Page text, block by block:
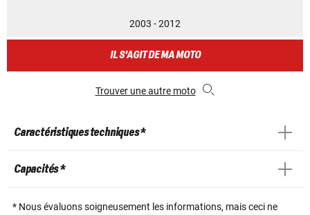
2003 - 2012
IL S'AGIT DE MA MOTO
Trouver une autre moto
Caractéristiques techniques *
Capacités *
* Nous évaluons soigneusement les informations, mais ceci ne